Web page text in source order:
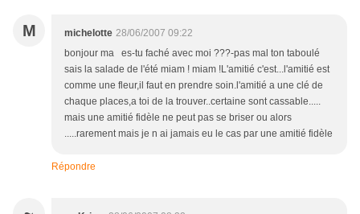
M michelotte 28/06/2007 09:22
bonjour ma es-tu faché avec moi ???-pas mal ton taboulé
sais la salade de l'été miam ! miam !L'amitié c'est...l'amitié est
comme une fleur,il faut en prendre soin.l'amitié a une clé de
chaque places,a toi de la trouver..certaine sont cassable.....
mais une amitié fidèle ne peut pas se briser ou alors
.....rarement mais je n ai jamais eu le cas par une amitié fidèle
Répondre